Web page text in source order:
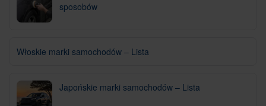
sposobów
Włoskie marki samochodów – Lista
Japońskie marki samochodów – Lista